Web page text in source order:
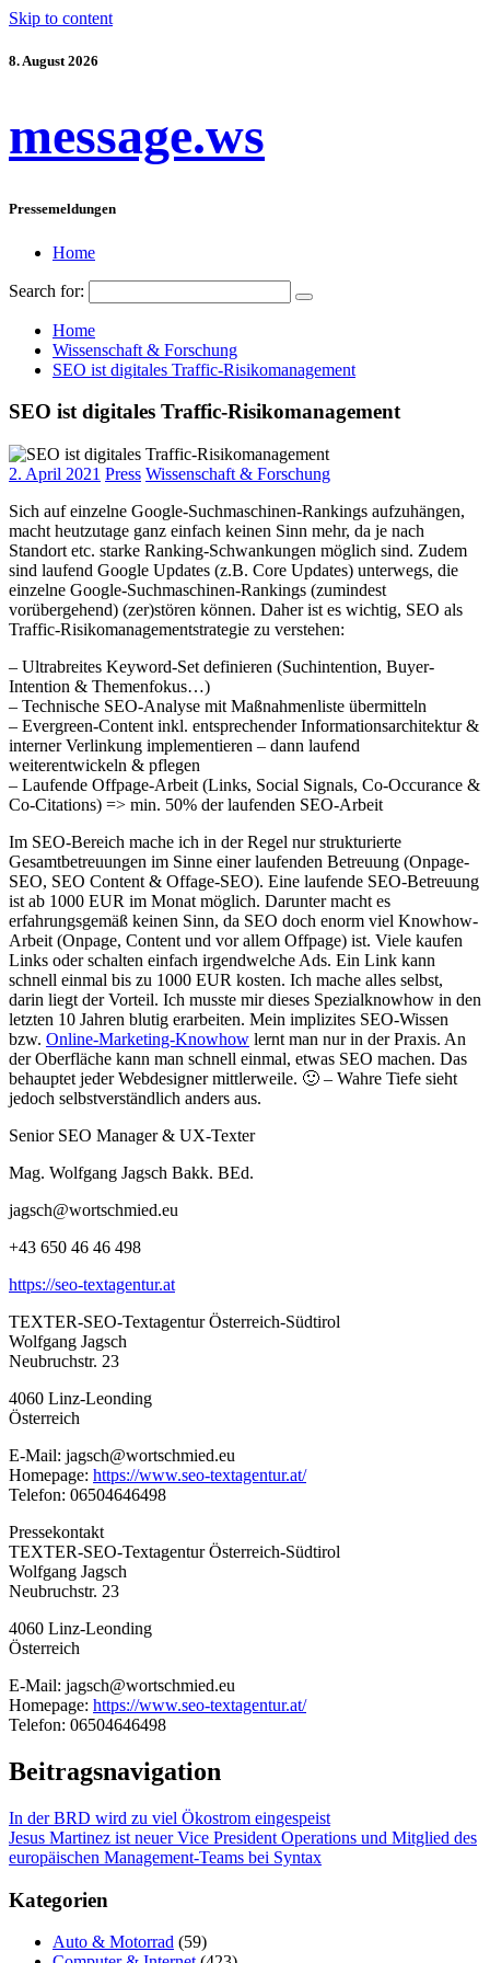
Skip to content
8. August 2026
message.ws
Pressemeldungen
Home
Search for:
Home
Wissenschaft & Forschung
SEO ist digitales Traffic-Risikomanagement
SEO ist digitales Traffic-Risikomanagement
2. April 2021 Press Wissenschaft & Forschung
Sich auf einzelne Google-Suchmaschinen-Rankings aufzuhängen,
macht heutzutage ganz einfach keinen Sinn mehr, da je nach
Standort etc. starke Ranking-Schwankungen möglich sind. Zudem
sind laufend Google Updates (z.B. Core Updates) unterwegs, die
einzelne Google-Suchmaschinen-Rankings (zumindest
vorübergehend) (zer)stören können. Daher ist es wichtig, SEO als
Traffic-Risikomanagementstrategie zu verstehen:
– Ultrabreites Keyword-Set definieren (Suchintention, Buyer-
Intention & Themenfokus…)
– Technische SEO-Analyse mit Maßnahmenliste übermitteln
– Evergreen-Content inkl. entsprechender Informationsarchitektur &
interner Verlinkung implementieren – dann laufend
weiterentwickeln & pflegen
– Laufende Offpage-Arbeit (Links, Social Signals, Co-Occurance &
Co-Citations) => min. 50% der laufenden SEO-Arbeit
Im SEO-Bereich mache ich in der Regel nur strukturierte
Gesamtbetreuungen im Sinne einer laufenden Betreuung (Onpage-
SEO, SEO Content & Offage-SEO). Eine laufende SEO-Betreuung
ist ab 1000 EUR im Monat möglich. Darunter macht es
erfahrungsgemäß keinen Sinn, da SEO doch enorm viel Knowhow-
Arbeit (Onpage, Content und vor allem Offpage) ist. Viele kaufen
Links oder schalten einfach irgendwelche Ads. Ein Link kann
schnell einmal bis zu 1000 EUR kosten. Ich mache alles selbst,
darin liegt der Vorteil. Ich musste mir dieses Spezialknowhow in den
letzten 10 Jahren blutig erarbeiten. Mein implizites SEO-Wissen
bzw. Online-Marketing-Knowhow lernt man nur in der Praxis. An
der Oberfläche kann man schnell einmal, etwas SEO machen. Das
behauptet jeder Webdesigner mittlerweile. 🙂 – Wahre Tiefe sieht
jedoch selbstverständlich anders aus.
Senior SEO Manager & UX-Texter
Mag. Wolfgang Jagsch Bakk. BEd.
jagsch@wortschmied.eu
+43 650 46 46 498
https://seo-textagentur.at
TEXTER-SEO-Textagentur Österreich-Südtirol
Wolfgang Jagsch
Neubruchstr. 23
4060 Linz-Leonding
Österreich
E-Mail: jagsch@wortschmied.eu
Homepage: https://www.seo-textagentur.at/
Telefon: 06504646498
Pressekontakt
TEXTER-SEO-Textagentur Österreich-Südtirol
Wolfgang Jagsch
Neubruchstr. 23
4060 Linz-Leonding
Österreich
E-Mail: jagsch@wortschmied.eu
Homepage: https://www.seo-textagentur.at/
Telefon: 06504646498
Beitragsnavigation
In der BRD wird zu viel Ökostrom eingespeist
Jesus Martinez ist neuer Vice President Operations und Mitglied des
europäischen Management-Teams bei Syntax
Kategorien
Auto & Motorrad (59)